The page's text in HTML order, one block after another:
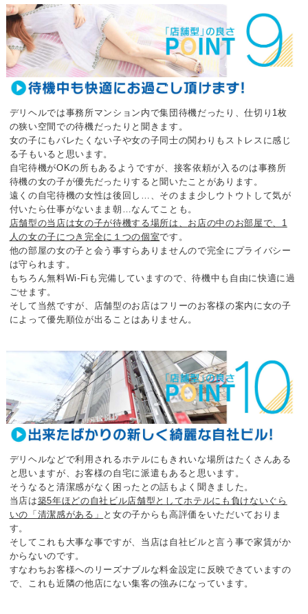
デリヘルでは事務所マンション内で集団待機だったり、仕切り1枚
の狭い空間での待機だったりと聞きます。
女の子にもバレたくない子や女の子同士の関わりもストレスに感じ
る子もいると思います。
自宅待機がOKの所もあるようですが、 接客依頼が入るのは事務所
待機の女の子が優先だったりすると聞いたことがあります。
遠くの自宅待機の女性は後回し…、 そのまま少しウトウトして気が
付いたら仕事がないまま朝…なんてことも。
店舗型の当店は女の子が待機する場所は、 お店の中のお部屋で、1
人の女の子につき完全に１つの個室です。
他の部屋の女の子と会う事すらありませんので完全にプライバシー
は守られます。
もちろん無料Wi-Fiも完備していますので、待機中も自由に快適に過
ごせます。
そして当然ですが、
店舗型のお店はフリーのお客様の案内に女の子
によって優先順位が出ることはありません。
デリヘルなどで利用されるホテルにもきれいな場所はたくさんある
と思いますが、 お客様の自宅に派遣もあると思います。
そうなると清潔感がなく困ったとの話もよく聞きました。
当店は築5年ほどの自社ビル店舗型としてホテルにも負けないぐら
いの「清潔感がある」
と女の子からも高評価をいただいておりま
す。
そしてこれも大事な事ですが、当店は自社ビルと言う事で家賃がか
からないのです。
すなわちお客様へのリーズナブルな料金設定に反映できていますの
で、 これも近隣の他店にない集客の強みになっています。